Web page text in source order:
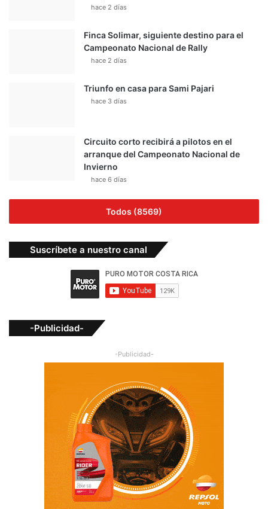
hace 2 días
Finca Solimar, siguiente destino para el
Campeonato Nacional de Rally
hace 2 días
Triunfo en casa para Sami Pajari
hace 3 días
Circuito corto recibirá a pilotos en el
arranque del Campeonato Nacional de
Invierno
hace 6 días
Todos (8569)
Suscríbete a nuestro canal
-Publicidad-
-Publicidad-